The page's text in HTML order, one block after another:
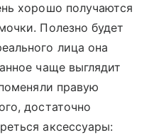
хорошо получаются
Полезно будет
лица она
чаще выглядит
правую
достаточно
аксессуары: